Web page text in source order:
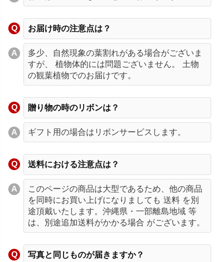
お届け時の注意点は？
多少、自然現象の葉割れがある場合がございま
すが、 植物体的には問題ございません。 土物
の観葉植物でのお届けです。
贈り物の時のリボンは？
ギフト用の場合はリボンサービスします。
送料における注意点は？
このページの商品は大型であるため、他の商品
を同時にお買い上げになりましても 送料 を別
途頂戴いたします。沖縄県・一部離島地域 等
は、別途追加送料がかかる場合 がございます。
写真と同じものが届きますか？